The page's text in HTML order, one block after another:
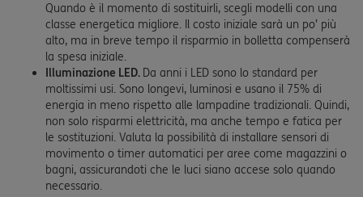
Quando è il momento di sostituirli, scegli modelli con una
classe energetica migliore. Il costo iniziale sarà un po’ più
alto, ma in breve tempo il risparmio in bolletta compenserà
la spesa iniziale.
Illuminazione LED. Da anni i LED sono lo standard per
moltissimi usi. Sono longevi, luminosi e usano il 75% di
energia in meno rispetto alle lampadine tradizionali. Quindi,
non solo risparmi elettricità, ma anche tempo e fatica per
le sostituzioni. Valuta la possibilità di installare sensori di
movimento o timer automatici per aree come magazzini o
bagni, assicurandoti che le luci siano accese solo quando
necessario.